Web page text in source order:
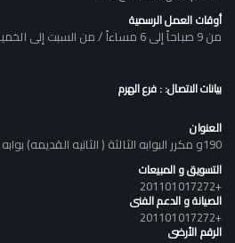
أوقات العمل الرسمية
من 9 صباحاً إلى 6 مساءاً / من السبت إلى الخميس
بيانات الاتصال: : فرع الهرم
العنوان
190و مكرر البوابه الثالثة ( الثانيه القديمه) بوابه خفرع - حدائق الأهرام - الجيزة
التسويق و المبيعات
+201101017272
الصيانة و الدعم الفنى
+201101017272
الرقم الأرضى